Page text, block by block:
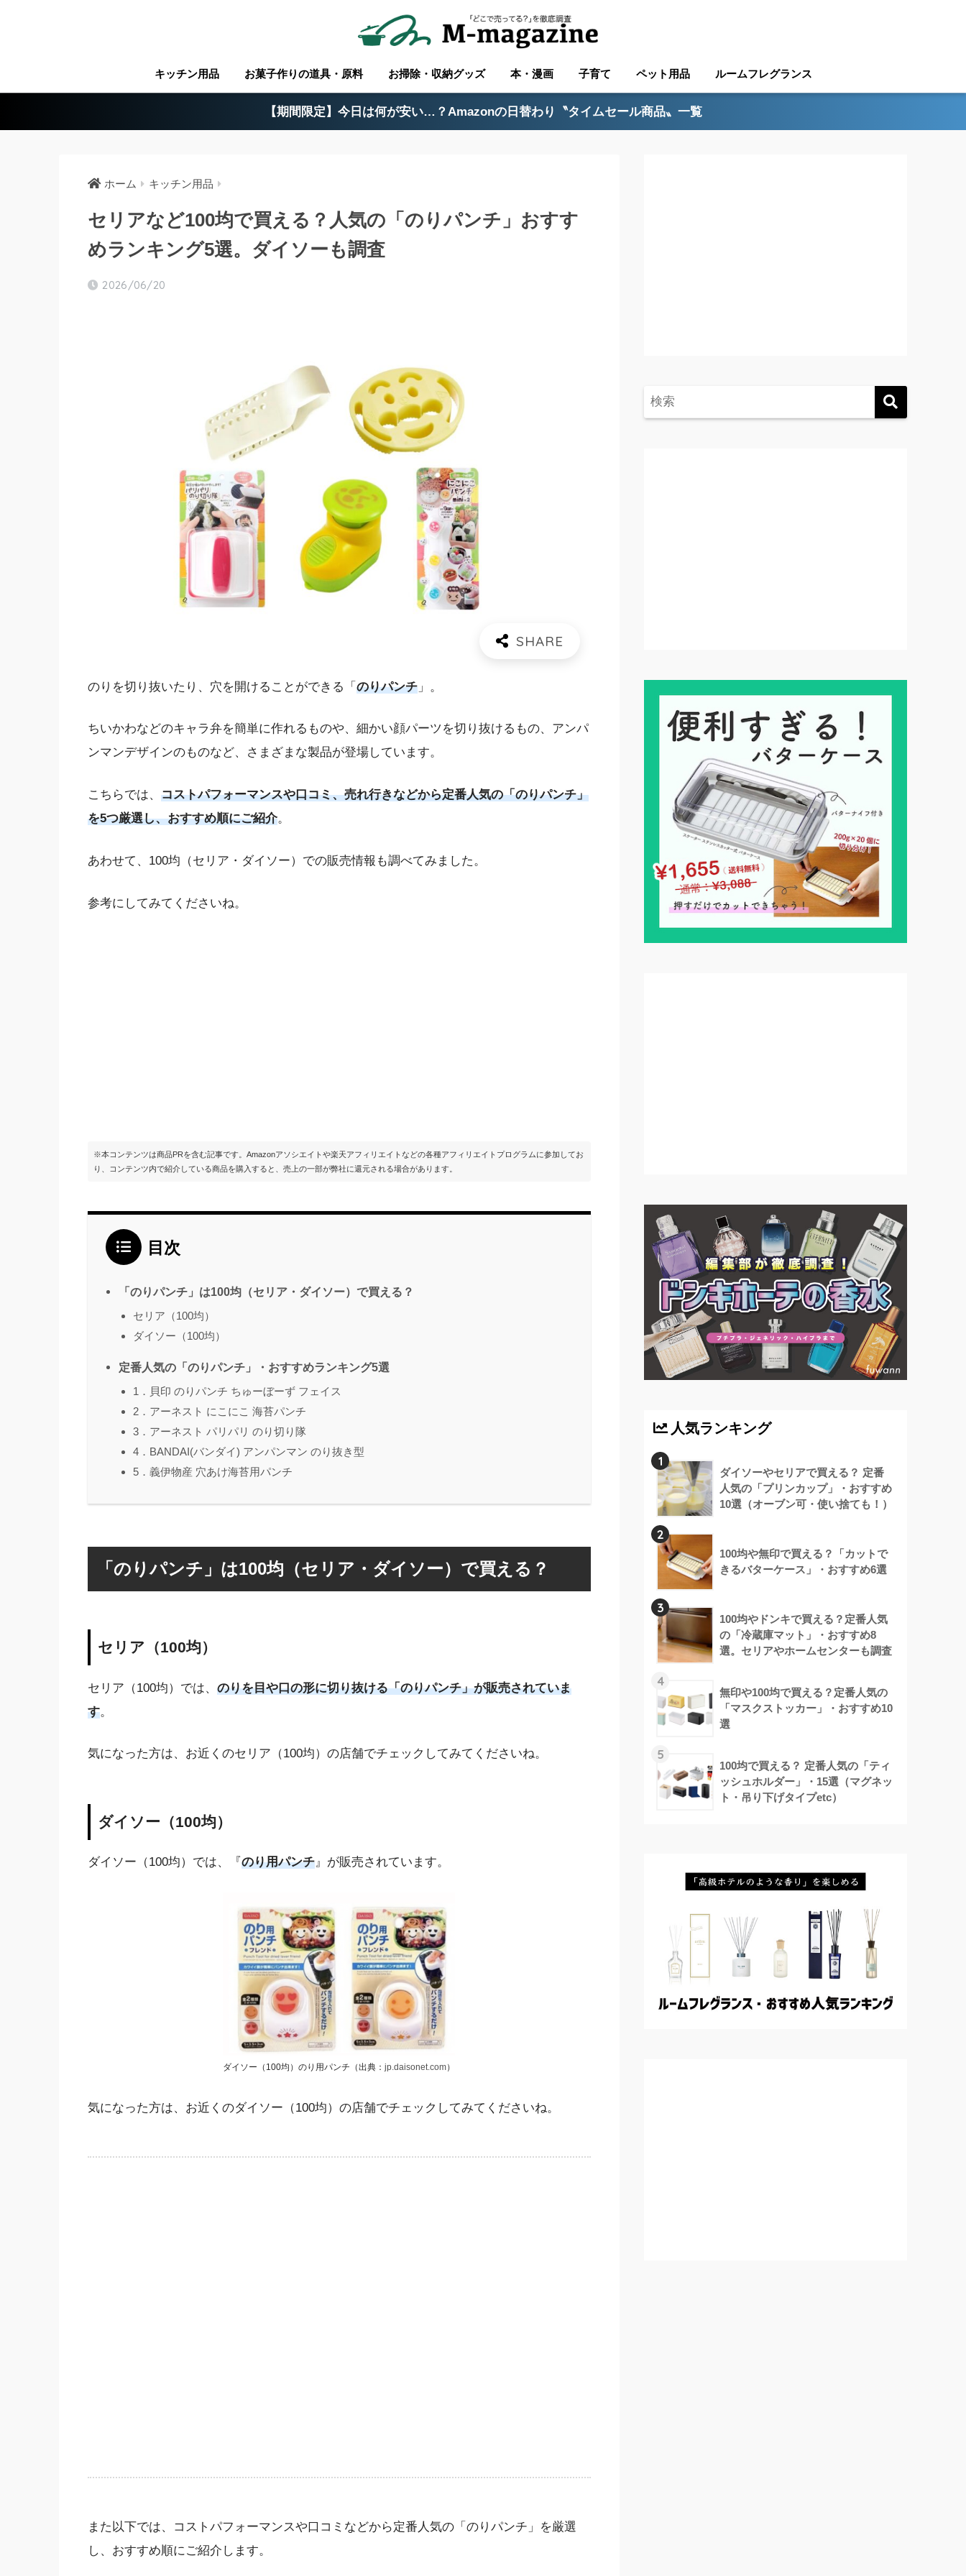
キッチン用品 お菓子作りの道具・原料 お掃除・収納グッズ 本・漫画 子育て ペット用品 ルームフレグランス
【期間限定】今日は何が安い…？Amazonの日替わり〝タイムセール商品〟一覧
ホーム キッチン用品
セリアなど100均で買える？人気の「のりパンチ」おすす
めランキング5選。ダイソーも調査
2026/06/20
のりを切り抜いたり、穴を開けることができる「 のりパンチ 」。
ちいかわなどのキャラ弁を簡単に作れるものや、細かい顔パーツを切り抜けるもの、アンパ
ンマンデザインのものなど、さまざまな製品が登場しています。
こちらでは、 コストパフォーマンスや口コミ、売れ行きなどから定番人気の「のりパンチ」
を5つ厳選し、おすすめ順にご紹介。
あわせて、100均（セリア・ダイソー）での販売情報も調べてみました。
参考にしてみてくださいね。
※本コンテンツは商品PRを含む記事です。Amazonアソシエイトや楽天アフィリエイトなどの各種アフィリエイトプログラムに参加してお
り、コンテンツ内で紹介している商品を購入すると、売上の一部が弊社に還元される場合があります。
目次
「のりパンチ」は100均（セリア・ダイソー）で買える？
セリア（100均）
ダイソー（100均）
定番人気の「のりパンチ」・おすすめランキング5選
1．貝印 のりパンチ ちゅーぼーず フェイス
2．アーネスト にこにこ 海苔パンチ
3．アーネスト パリパリ のり切り隊
4．BANDAI(バンダイ) アンパンマン のり抜き型
5．義伊物産 穴あけ海苔用パンチ
「のりパンチ」は100均（セリア・ダイソー）で買える？
セリア（100均）
セリア（100均）では、 のりを目や口の形に切り抜ける「のりパンチ」が販売されていま
す。
気になった方は、お近くのセリア（100均）の店舗でチェックしてみてくださいね。
ダイソー（100均）
ダイソー（100均）では、『のり用パンチ』が販売されています。
ダイソー（100均）のり用パンチ（出典：jp.daisonet.com）
気になった方は、お近くのダイソー（100均）の店舗でチェックしてみてくださいね。
また以下では、コストパフォーマンスや口コミなどから定番人気の「のりパンチ」を厳選
し、おすすめ順にご紹介します。
人気ランキング
1
ダイソーやセリアで買える？ 定番
人気の「プリンカップ」・おすすめ
10選（オーブン可・使い捨ても！）
2
100均や無印で買える？「カットで
きるバターケース」・おすすめ6選
3
100均やドンキで買える？定番人気
の「冷蔵庫マット」・おすすめ8
選。セリアやホームセンターも調査
4
無印や100均で買える？定番人気の
「マスクストッカー」・おすすめ10
選
5
100均で買える？ 定番人気の「ティ
ッシュホルダー」・15選（マグネッ
ト・吊り下げタイプetc）